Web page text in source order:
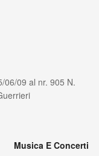
06/09 al nr. 905 N.
Musica E Concerti